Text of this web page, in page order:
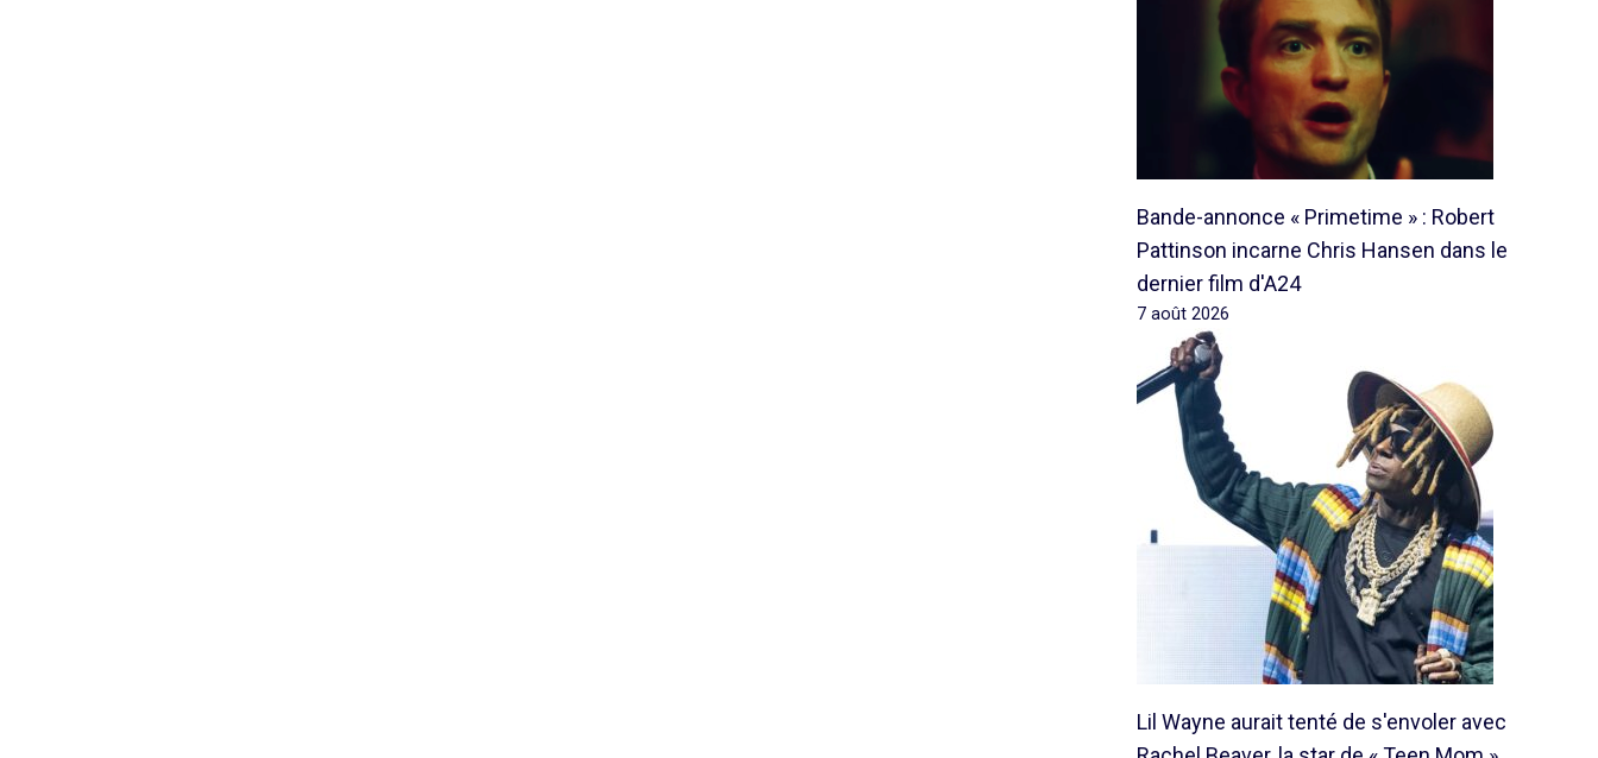
Bande-annonce « Primetime » : Robert
Pattinson incarne Chris Hansen dans le
dernier film d'A24
7 août 2026
Lil Wayne aurait tenté de s'envoler avec